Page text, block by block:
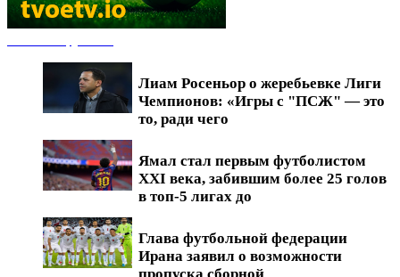
Лиам Росеньор о жеребьевке Лиги
Чемпионов: «Игры с "ПСЖ" — это
то, ради чего
Ямал стал первым футболистом
XXI века, забившим более 25 голов
в топ-5 лигах до
Глава футбольной федерации
Ирана заявил о возможности
пропуска сборной